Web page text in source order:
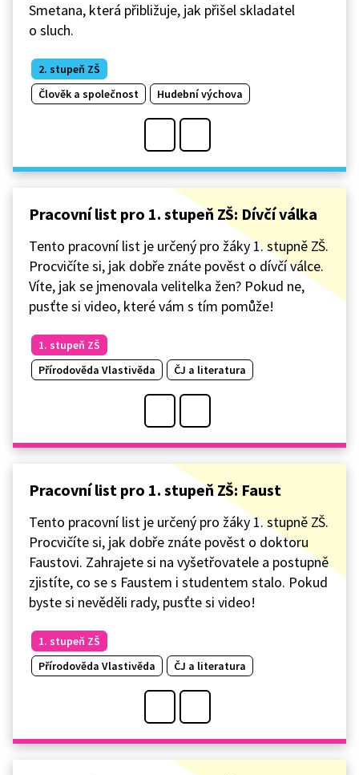
Smetana, která přibližuje, jak přišel skladatel
o sluch.
2. stupeň ZŠ
Člověk a společnost
Hudební výchova
Pracovní list pro 1. stupeň ZŠ: Dívčí válka
Tento pracovní list je určený pro žáky 1. stupně ZŠ.
Procvičíte si, jak dobře znáte pověst o dívčí válce.
Víte, jak se jmenovala velitelka žen? Pokud ne,
pusťte si video, které vám s tím pomůže!
1. stupeň ZŠ
Přírodověda Vlastivěda
ČJ a literatura
Pracovní list pro 1. stupeň ZŠ: Faust
Tento pracovní list je určený pro žáky 1. stupně ZŠ.
Procvičíte si, jak dobře znáte pověst o doktoru
Faustovi. Zahrajete si na vyšetřovatele a postupně
zjistíte, co se s Faustem i studentem stalo. Pokud
byste si nevěděli rady, pusťte si video!
1. stupeň ZŠ
Přírodověda Vlastivěda
ČJ a literatura